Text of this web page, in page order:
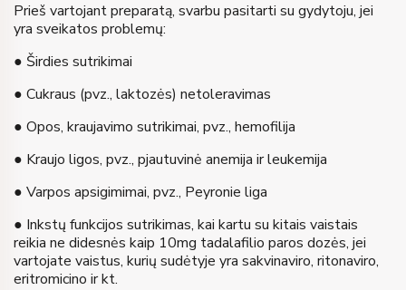
Prieš vartojant preparatą, svarbu pasitarti su gydytoju, jei
yra sveikatos problemų:
● Širdies sutrikimai
● Cukraus (pvz., laktozės) netoleravimas
● Opos, kraujavimo sutrikimai, pvz., hemofilija
● Kraujo ligos, pvz., pjautuvinė anemija ir leukemija
● Varpos apsigimimai, pvz., Peyronie liga
● Inkstų funkcijos sutrikimas, kai kartu su kitais vaistais
reikia ne didesnės kaip 10mg tadalafilio paros dozės, jei
vartojate vaistus, kurių sudėtyje yra sakvinaviro, ritonaviro,
eritromicino ir kt.